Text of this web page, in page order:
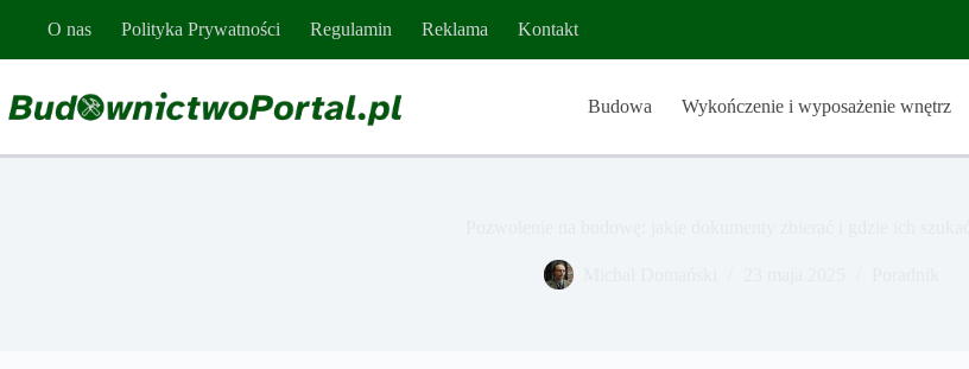
O nas Polityka Prywatności Regulamin Reklama Kontakt
Budowa Wykończenie i wyposażenie wnętrz